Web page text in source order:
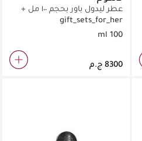
عطر ليدول باور بحجم ١٠٠ مل +
مجموعة عينات صغيرة هدية
gift_sets_for_her
100 ml